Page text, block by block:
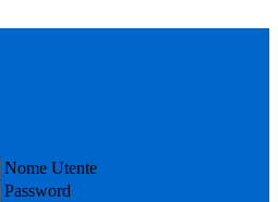
Nome Utente
Password